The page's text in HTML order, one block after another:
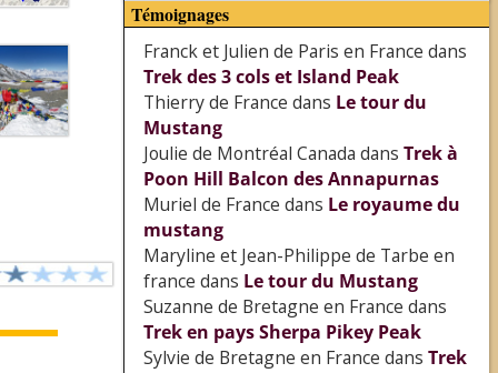
Témoignages
Franck et Julien de Paris en France dans
Trek des 3 cols et Island Peak
Thierry de France dans Le tour du
Mustang
Joulie de Montréal Canada dans Trek à
Poon Hill Balcon des Annapurnas
Muriel de France dans Le royaume du
mustang
Maryline et Jean-Philippe de Tarbe en
france dans Le tour du Mustang
Suzanne de Bretagne en France dans
Trek en pays Sherpa Pikey Peak
Sylvie de Bretagne en France dans Trek